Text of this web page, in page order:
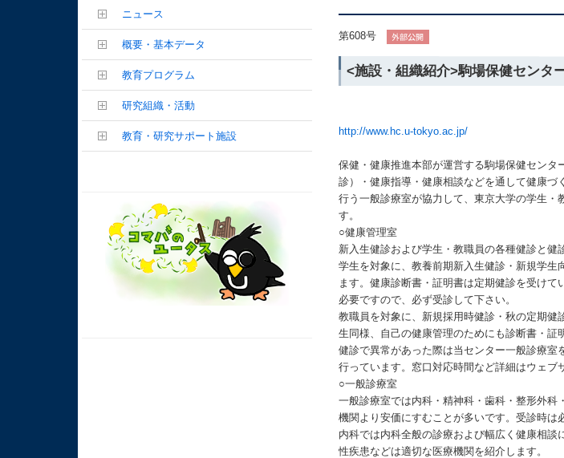
第608号
<施設・組織紹介>駒場保健センタ
http://www.hc.u-tokyo.ac.jp/
保健・健康推進本部が運営する駒場保健セン
診）・健康指導・健康相談などを通して健康
行う一般診療室が協力して、東京大学の学生・
す。
○健康管理室
新入生健診および学生・教職員の各種健診と健
学生を対象に、教養前期新入生健診・新規学生
ます。健康診断書・証明書は定期健診を受け
必要ですので、必ず受診して下さい。
教職員を対象に、新規採用時健診・秋の定期
生同様、自己の健康管理のためにも診断書・証
健診で異常があった際は当センター一般診療
行っています。窓口対応時間など詳細はウェブ
○一般診療室
一般診療室では内科・精神科・歯科・整形外
機関より安価にすむことが多いです。受診時は
内科では内科全般の診療および幅広く健康相
性疾患などは適切な医療機関を紹介します。
ニュース
概要・基本データ
教育プログラム
研究組織・活動
教育・研究サポート施設